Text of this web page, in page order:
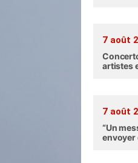
7 août
artistes
7 août
“Un
envoyer